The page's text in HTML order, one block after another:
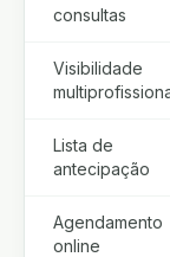
consultas
Visibilidade
Lista de
antecipação
Agendamento
online